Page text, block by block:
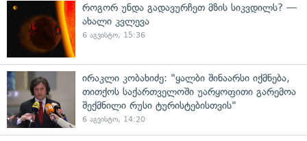
როგორ უნდა გადავურჩეთ მზის სიკვდილს? —
ახალი კვლევა
6 აგვისტო, 15:36
ირაკლი კობახიძე: "ყალბი შინაარსი იქმნება,
თითქოს საქართველოში უარყოფითი გარემოა
შექმნილი რუსი ტურისტებისთვის"
6 აგვისტო, 14:20